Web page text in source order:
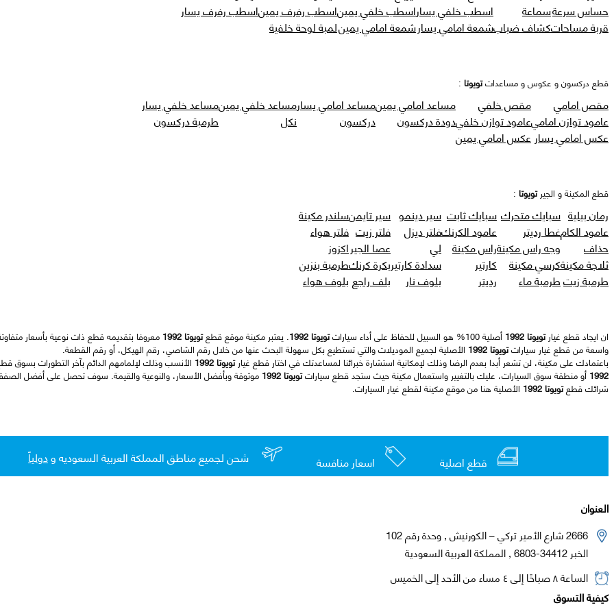
حساس سرعةسماعة اسطب خلفي يساراسطب خلفي يميناسطب رفرف يميناسطب رفرف يسار
قربة مساحاتكشاف ضبابشمعة امامي يسارشمعة امامي يمينلمبة لوحة خلفية
قطع دركسون و عكوس و مساعداتتويوتا :
مقص امامي مقص خلفي مساعد امامي يمينمساعد امامي يسارمساعد خلفي يمينمساعد خلفي يسار
عامود توازن اماميعامود توازن خلفيدودة دركسون دركسون نكل
طرمبة دركسون
عكس امامي يسار عكس امامي يمين
قطع المكينة و الجيرتويوتا :
رمان بيلية سبايك متحرك سبايك ثابت سير دينمو سير تايمنسلندر مكينة
عامود الكامغطا رديتر عامود الكرنكفلتر ديزل فلتر زيت فلتر هواء
حذاف
وجه راس مكينةراس مكينة لي عصا الجيراكزوز
ثلاجة مكينةكرسي مكينة كارتير سدادة كارتيربكرة كرنكطرمبة بنزين
طرمبة زيتطرمبة ماء رديتر بلوف نار بلف راجع بلوف هواء
ان ايجاد قطع غيارتويوتا 1992 أصلية 100% هو السبيل للحفاظ على أداء سيارات تويوتا 1992 . يعتبر مكينة موقع قطعتويوتا 1992 معروفا بتقديمه قطع ذات نوعية بأسعار
واسعة من قطع غيار سياراتتويوتا 1992 الأصلية لجميع الموديلات والتي تستطيع بكل سهولة البحث عنها من خلال رقم الشاصي، رقم الهيكل، أو رقم القطعة.
باعتمادك على مكينة، لن تشعر أبدا بعدم الرضا وذلك لإمكانية استشارة خبرائنا لمساعدتك في اختار قطع غيارتويوتا 1992 الأنسب وذلك لإلمامهم الدائم بآخر التطورات بسوق
1992 أو منطقة سوق السيارات، عليك بالتغيير واستعمال مكينة حيث ستجد قطع سياراتتويوتا 1992 موثوقة وبأفضل الأسعار، والنوعية والقيمة. سوف تحصل على أفضل
شرائك قطعتويوتا 1992 الأصلية هنا من موقع مكينة لقطع غيار السيارات.
قطع اصلية اسعار منافسة شحن لجميع مناطق المملكة العربية السعوديه ودولياً
العنوان
2666 شارع الأمير تركي – الكورنيش , وحدة رقم 102
الخبر 34412-6803 , المملكة العربية السعودية
الساعة ٨ صباحًا إلى ٤ مساء من الأحد إلى الخميس
كيفية التسوق